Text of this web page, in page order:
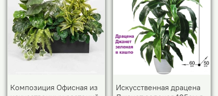
Композиция Офисная из
Искусственная драцена